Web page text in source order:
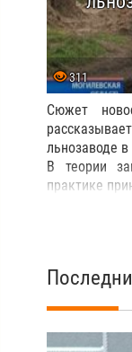
311
Сюжет
льнозаводе
В теории
практике